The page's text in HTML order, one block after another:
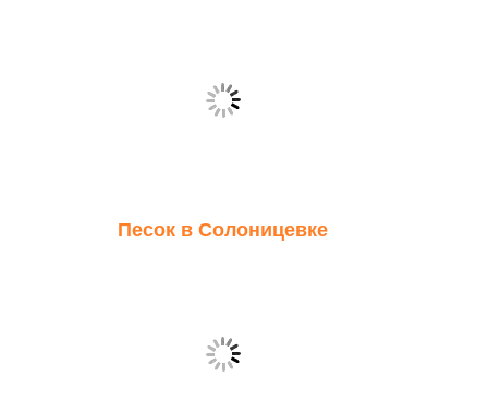
Песок в Солоницевке